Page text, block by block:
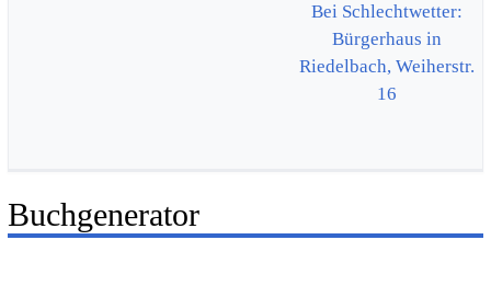
Bei Schlechtwetter:
Bürgerhaus in
Riedelbach, Weiherstr.
16
Buchgenerator